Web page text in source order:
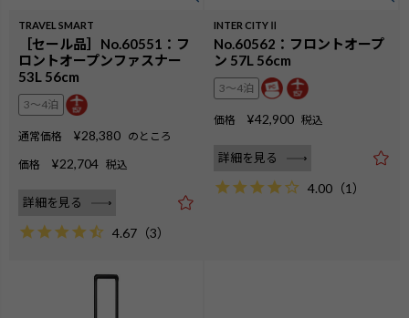
TRAVEL SMART
［セール品］No.60551：フ
ロントオープンファスナー
53L 56cm
3〜4泊
通常価格 ¥28,380 のところ
価格 ¥22,704 税込
詳細を見る
4.67 （3）
INTER CITYⅡ
No.60562：フロントオープ
ン 57L 56cm
3〜4泊
価格 ¥42,900 税込
詳細を見る
4.00 （1）